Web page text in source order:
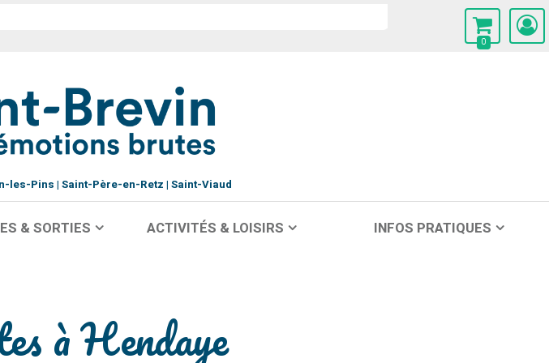
0
les-Pins Saint-Père-en-Retz Saint-Viaud
& SORTIES ACTIVITÉS & LOISIRS INFOS PRATIQUES
à Hendaye